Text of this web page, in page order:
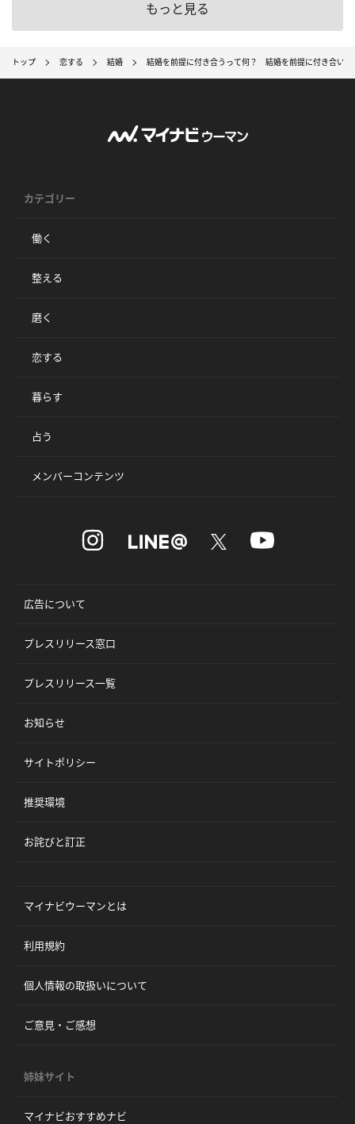
もっと見る
トップ 恋する 結婚 結婚を前提に付き合うって何？ 結婚を前提に付き合いた
カテゴリー
働く
整える
磨く
恋する
暮らす
占う
メンバーコンテンツ
広告について
プレスリリース窓口
プレスリリース一覧
お知らせ
サイトポリシー
推奨環境
お詫びと訂正
マイナビウーマンとは
利用規約
個人情報の取扱いについて
ご意見・ご感想
姉妹サイト
マイナビおすすめナビ